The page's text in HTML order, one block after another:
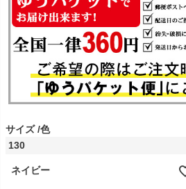
サイズ 色
130
ネイビー